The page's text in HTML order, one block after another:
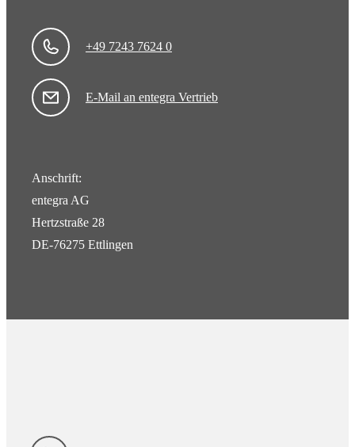
+49 7243 7624 0
E-Mail an entegra Vertrieb
Anschrift:
entegra AG
Hertzstraße 28
DE-76275 Ettlingen